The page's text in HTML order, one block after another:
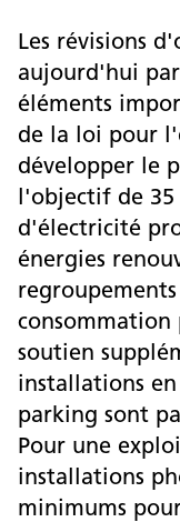
Les révisions
aujourd'hui
éléments
de la loi pour
développer le
l'objectif de 35
d'électricité
énergies
consommation
soutien
installations
parking sont
Pour une
installations
minimums